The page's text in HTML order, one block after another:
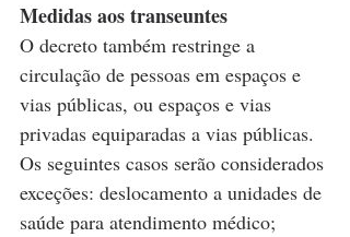
Medidas aos transeuntes
O decreto também restringe a
circulação de pessoas em espaços e
vias públicas, ou espaços e vias
privadas equiparadas a vias públicas.
Os seguintes casos serão considerados
exceções: deslocamento a unidades de
saúde para atendimento médico;